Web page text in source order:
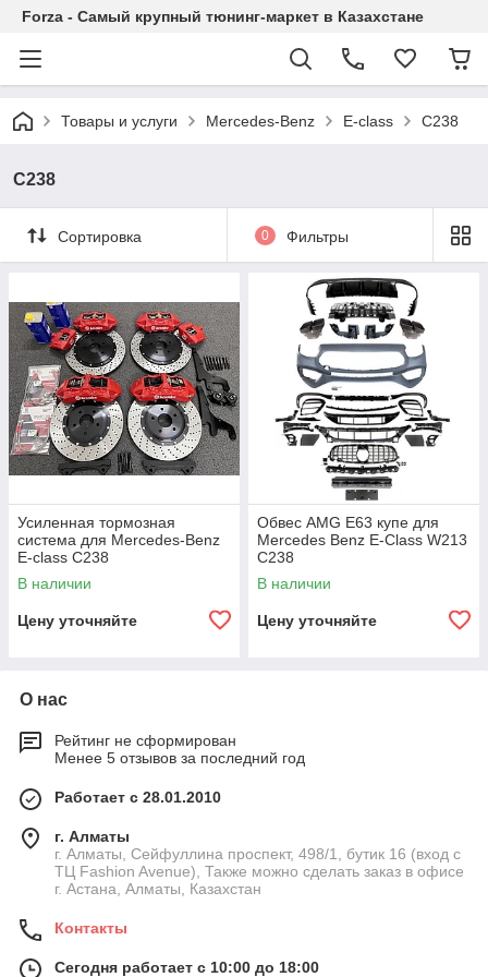
Forza - Самый крупный тюнинг-маркет в Казахстане
Товары и услуги Mercedes-Benz E-class C238
C238
Сортировка 0 Фильтры
Усиленная тормозная
система для Mercedes-Benz
E-class C238
В наличии
Цену уточняйте
Обвес AMG Е63 купе для
Mercedes Benz E-Class W213
C238
В наличии
Цену уточняйте
О нас
Рейтинг не сформирован
Менее 5 отзывов за последний год
Работает с 28.01.2010
г. Алматы
г. Алматы, Сейфуллина проспект, 498/1, бутик 16 (вход с
ТЦ Fashion Avenue), Также можно сделать заказ в офисе
г. Астана, Алматы, Казахстан
Контакты
Сегодня работает с 10:00 до 18:00